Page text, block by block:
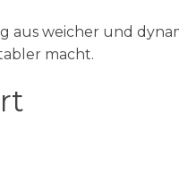
aus weicher und
macht.